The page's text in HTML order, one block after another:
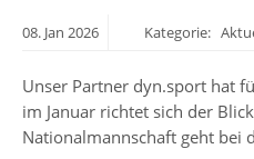
08. Jan 2026 Kategorie:
Unser Partner dyn.sport hat
im Januar richtet sich der
Nationalmannschaft geht bei